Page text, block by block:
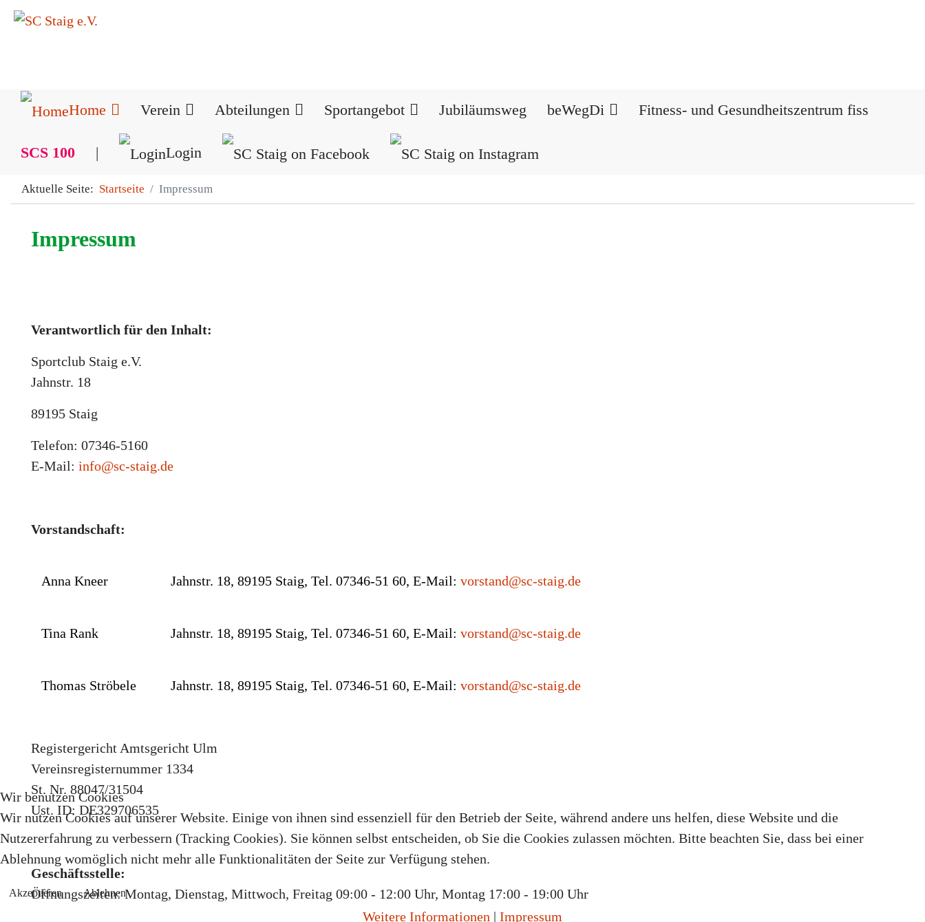
Home Verein Abteilungen Sportangebot Jubiläumsweg beWegDi Fitness- und Gesundheitszentrum fiss
SCS 100 | Login
Aktuelle Seite: Startseite Impressum
Impressum
Verantwortlich für den Inhalt:
Sportclub Staig e.V.
Jahnstr. 18
89195 Staig
Telefon: 07346-5160
E-Mail: info@sc-staig.de
Vorstandschaft:
Anna Kneer Jahnstr. 18, 89195 Staig, Tel. 07346-51 60, E-Mail: vorstand@sc-staig.de
Tina Rank Jahnstr. 18, 89195 Staig, Tel. 07346-51 60, E-Mail: vorstand@sc-staig.de
Thomas Ströbele Jahnstr. 18, 89195 Staig, Tel. 07346-51 60, E-Mail: vorstand@sc-staig.de
Registergericht Amtsgericht Ulm
Vereinsregisternummer 1334
St. Nr. 88047/31504
Ust. ID: DE329706535
Geschäftsstelle:
Öffnungszeiten: Montag, Dienstag, Mittwoch, Freitag 09:00 - 12:00 Uhr, Montag 17:00 - 19:00 Uhr
Wir benutzen Cookies
Wir nutzen Cookies auf unserer Website. Einige von ihnen sind essenziell für den Betrieb der Seite, während andere uns helfen, diese Website und die
Nutzererfahrung zu verbessern (Tracking Cookies). Sie können selbst entscheiden, ob Sie die Cookies zulassen möchten. Bitte beachten Sie, dass bei einer
Ablehnung womöglich nicht mehr alle Funktionalitäten der Seite zur Verfügung stehen.
Akzeptieren Ablehnen
Weitere Informationen | Impressum